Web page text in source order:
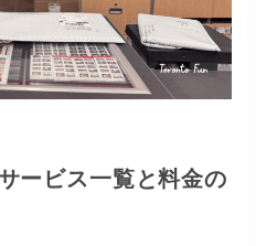
ービス一覧と料金の